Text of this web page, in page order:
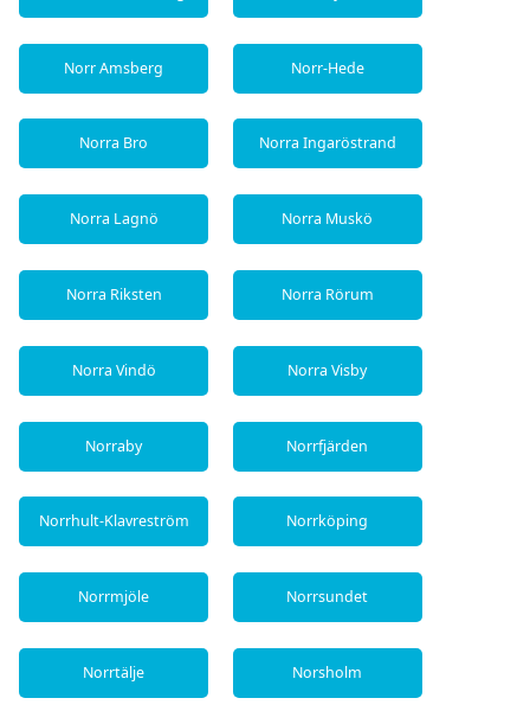
Norr Amsberg Norr-Hede
Norra Bro Norra Ingaröstrand
Norra Lagnö Norra Muskö
Norra Riksten Norra Rörum
Norra Vindö Norra Visby
Norraby Norrfjärden
Norrhult-Klavreström Norrköping
Norrmjöle Norrsundet
Norrtälje Norsholm